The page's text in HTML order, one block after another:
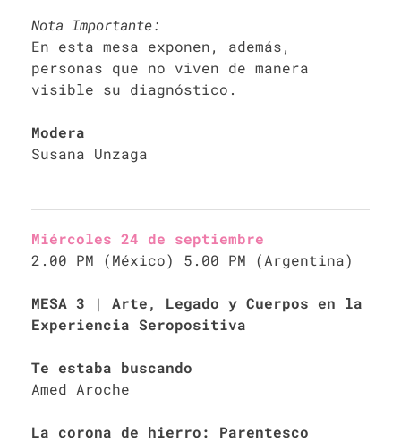
Nota Importante:
En esta mesa exponen, además,
personas que no viven de manera
visible su diagnóstico.
Modera
Susana Unzaga
Miércoles 24 de septiembre
2.00 PM (México) 5.00 PM (Argentina)
MESA 3 | Arte, Legado y Cuerpos en la
Experiencia Seropositiva
Te estaba buscando
Amed Aroche
La corona de hierro: Parentesco